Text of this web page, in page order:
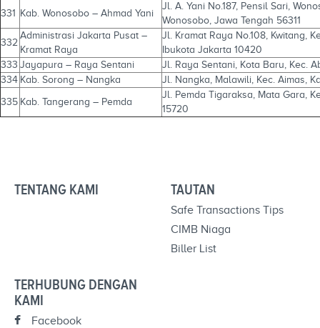
331 Kab. Wonosobo – Ahmad Yani
Jl. A. Yani No.187, Pensil Sari,
Wonosobo, Jawa Tengah 56311
332
Administrasi Jakarta Pusat –
Kramat Raya
Jl. Kramat Raya No.108, Kwitang,
Ibukota Jakarta 10420
333 Jayapura – Raya Sentani
Jl. Raya Sentani, Kota Baru, Kec.
334 Kab. Sorong – Nangka Jl. Nangka, Malawili, Kec. Aimas,
335 Kab. Tangerang – Pemda
Jl. Pemda Tigaraksa, Mata Gara,
15720
TENTANG KAMI TAUTAN
Safe Transactions Tips
CIMB Niaga
Biller List
TERHUBUNG DENGAN
KAMI
Facebook